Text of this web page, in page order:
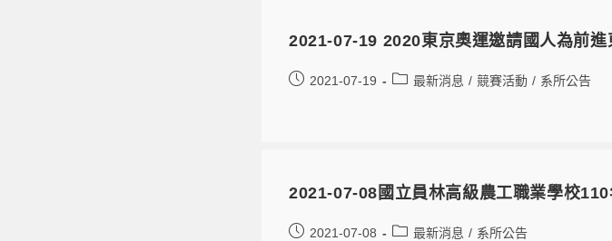
2021-07-19 2020東京奧運邀請國人為前
2021-07-19 最新消息 / 競賽活動 / 系所公告
2021-07-08國立員林高級農工職業學校
2021-07-08 最新消息 / 系所公告